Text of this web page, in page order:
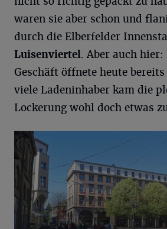
waren sie aber schon und
durch die Elberfelder
Luisenviertel. Aber auch
Geschäft öffnete heute
viele Ladeninhaber kam die
Lockerung wohl doch etwas